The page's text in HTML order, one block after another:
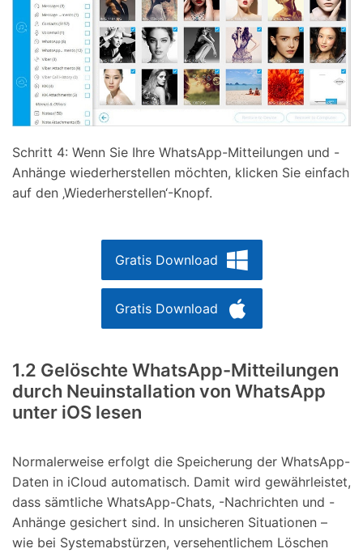
Schritt 4: Wenn Sie Ihre WhatsApp-Mitteilungen und -
Anhänge wiederherstellen möchten, klicken Sie einfach
auf den ‚Wiederherstellen‘-Knopf.
Gratis Download
Gratis Download
1.2 Gelöschte WhatsApp-Mitteilungen
durch Neuinstallation von WhatsApp
unter iOS lesen
Normalerweise erfolgt die Speicherung der WhatsApp-
Daten in iCloud automatisch. Damit wird gewährleistet,
dass sämtliche WhatsApp-Chats, -Nachrichten und -
Anhänge gesichert sind. In unsicheren Situationen –
wie bei Systemabstürzen, versehentlichem Löschen